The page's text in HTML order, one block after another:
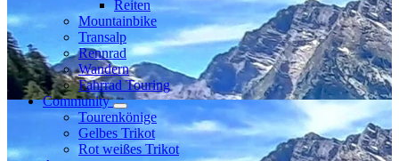
Reiten
Mountainbike
Transalp
Rennrad
Wandern
Fahrrad Touring
Community
Tourenkönige
Gelbes Trikot
Rot weißes Trikot